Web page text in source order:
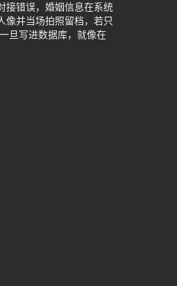
接错误，婚姻信息在系统
像并当场拍照留档，若只
旦写进数据库，就像在